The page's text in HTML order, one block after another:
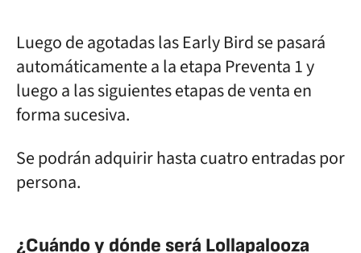
Luego de agotadas las Early Bird se pasará
automáticamente a la etapa Preventa 1 y
luego a las siguientes etapas de venta en
forma sucesiva.
Se podrán adquirir hasta cuatro entradas por
persona.
¿Cuándo y dónde será Lollapalooza